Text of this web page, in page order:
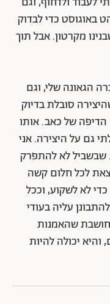
הלוהט באוגוסט כדי לבדוק
מקרטון. אבל תוך
הגאונה שלי, וגם
סובלת בדיוק
של כאב. אותו
גם על היצירה. אני
שבשביל לא להתפרק
לכל חלום קשה
לא לשקוע, וככל
עליה בעודי
חושבת שהאמנות
והיא יכולה להיות